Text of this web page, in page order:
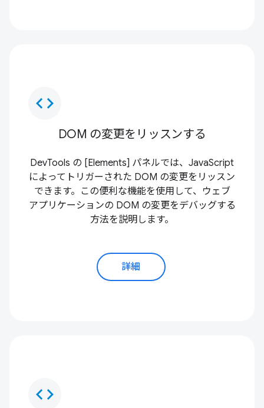
code
DOM の変更をリッスンする
DevTools の [Elements] パネルでは、JavaScript
によってトリガーされた DOM の変更をリッスン
できます。この便利な機能を使用して、ウェブ
アプリケーションの DOM の変更をデバッグする
方法を説明します。
詳細
code